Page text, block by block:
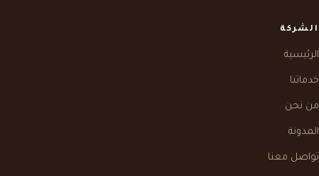
الشركة
الرئيسية
خدماتنا
من نحن
المدونة
تواصل معنا